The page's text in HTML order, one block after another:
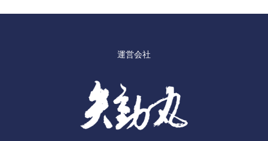
運営会社